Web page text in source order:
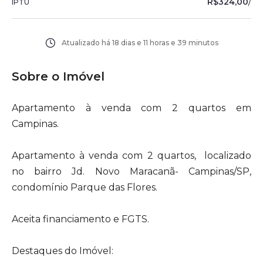
IPTU
Atualizado há 18 dias e 11 horas e 39 minutos
Sobre o Imóvel
Apartamento à venda com 2 quartos em
Campinas.
Apartamento à venda com 2 quartos, localizado
no bairro Jd. Novo Maracanã- Campinas/SP,
condomínio Parque das Flores.
Aceita financiamento e FGTS.
Destaques do Imóvel: